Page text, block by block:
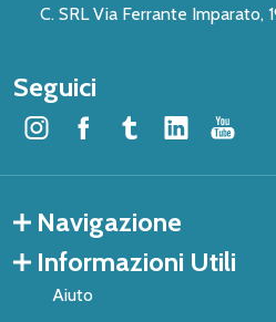
C. SRL Via Ferrante Imparato,
Seguici
Navigazione
Informazioni Utili
Aiuto